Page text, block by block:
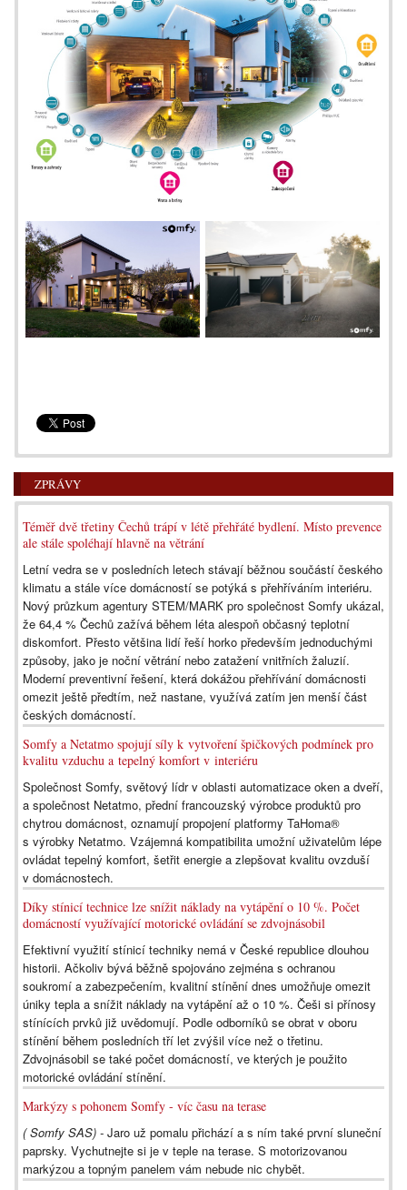
ZPRÁVY
Téměř dvě třetiny Čechů trápí v létě přehřáté bydlení. Místo prevence
ale stále spoléhají hlavně na větrání
Letní vedra se v posledních letech stávají běžnou součástí českého
klimatu a stále více domácností se potýká s přehříváním interiéru.
Nový průzkum agentury STEM/MARK pro společnost Somfy ukázal,
že 64,4 % Čechů zažívá během léta alespoň občasný teplotní
diskomfort. Přesto většina lidí řeší horko především jednoduchými
způsoby, jako je noční větrání nebo zatažení vnitřních žaluzií.
Moderní preventivní řešení, která dokážou přehřívání domácnosti
omezit ještě předtím, než nastane, využívá zatím jen menší část
českých domácností.
Somfy a Netatmo spojují síly k vytvoření špičkových podmínek pro
kvalitu vzduchu a tepelný komfort v interiéru
Společnost Somfy, světový lídr v oblasti automatizace oken a dveří,
a společnost Netatmo, přední francouzský výrobce produktů pro
chytrou domácnost, oznamují propojení platformy TaHoma®
s výrobky Netatmo. Vzájemná kompatibilita umožní uživatelům lépe
ovládat tepelný komfort, šetřit energie a zlepšovat kvalitu ovzduší
v domácnostech.
Díky stínicí technice lze snížit náklady na vytápění o 10 %. Počet
domácností využívající motorické ovládání se zdvojnásobil
Efektivní využití stínicí techniky nemá v České republice dlouhou
historii. Ačkoliv bývá běžně spojováno zejména s ochranou
soukromí a zabezpečením, kvalitní stínění dnes umožňuje omezit
úniky tepla a snížit náklady na vytápění až o 10 %. Češi si přínosy
stínících prvků již uvědomují. Podle odborníků se obrat v oboru
stínění během posledních tří let zvýšil více než o třetinu.
Zdvojnásobil se také počet domácností, ve kterých je použito
motorické ovládání stínění.
Markýzy s pohonem Somfy - víc času na terase
( Somfy SAS) - Jaro už pomalu přichází a s ním také první sluneční
paprsky. Vychutnejte si je v teple na terase. S motorizovanou
markýzou a topným panelem vám nebude nic chybět.